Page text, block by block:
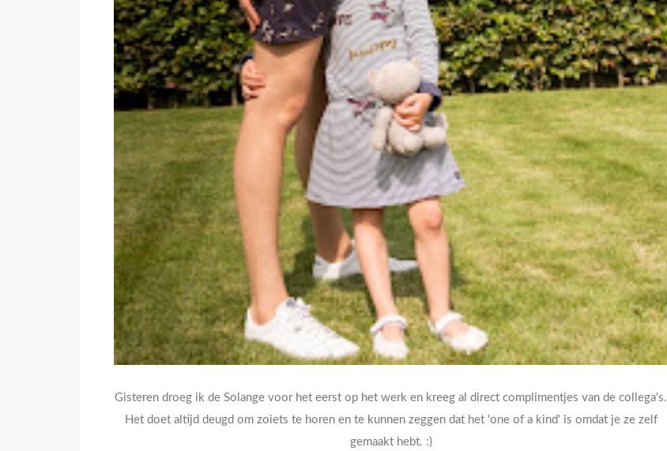
Gisteren droeg ik de Solange voor het eerst op het werk en kreeg al direct complimentjes van de collega's.
Het doet altijd deugd om zoiets te horen en te kunnen zeggen dat het 'one of a kind' is omdat je ze zelf
gemaakt hebt. :)